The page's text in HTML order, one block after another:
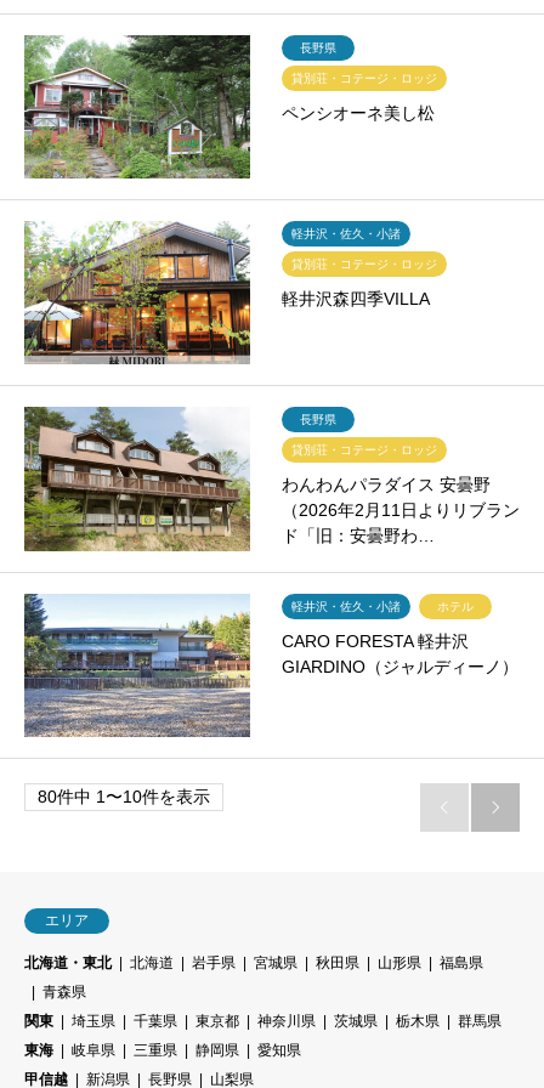
長野県
貸別荘・コテージ・ロッジ
ペンシオーネ美し松
軽井沢・佐久・小諸
貸別荘・コテージ・ロッジ
軽井沢森四季VILLA
長野県
貸別荘・コテージ・ロッジ
わんわんパラダイス 安曇野
（2026年2月11日よりリブラン
ド「旧：安曇野わ…
軽井沢・佐久・小諸 ホテル
CARO FORESTA 軽井沢
GIARDINO（ジャルディーノ）
80件中 1〜10件を表示
 
エリア
北海道・東北 北海道 岩手県 宮城県 秋田県 山形県
福島県
青森県
関東
埼玉県 千葉県 東京都 神奈川県 茨城県 栃木県
群馬県
東海
岐阜県 三重県 静岡県
愛知県
甲信越
新潟県 長野県 山梨県